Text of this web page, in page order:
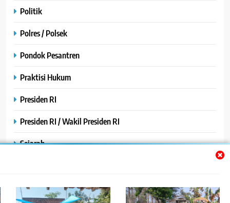
Politik
Polres / Polsek
Pondok Pesantren
Praktisi Hukum
Presiden RI
Presiden RI / Wakil Presiden RI
Sejarah
SPPG /MBG